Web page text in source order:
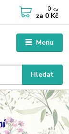
Menu
Hledat
0 ks
za 0 Kč